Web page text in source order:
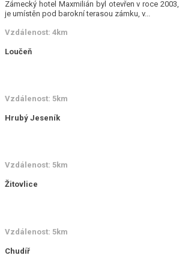
Zámecký hotel Maxmilián byl otevřen v roce 2003,
je umístěn pod barokní terasou zámku, v...
Vzdálenost: 4km
Loučeň
Vzdálenost: 5km
Hrubý Jeseník
Vzdálenost: 5km
Žitovlice
Vzdálenost: 5km
Chudíř